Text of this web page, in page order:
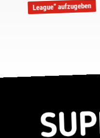
League“ aufzugeben